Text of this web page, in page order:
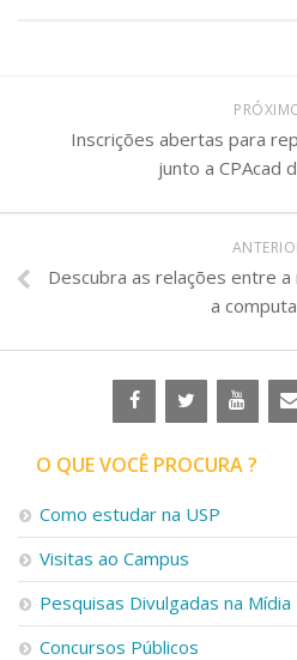
Inscrições abertas para
junto a CPAcad
Descubra as relações entre
a
O QUE VOCÊ PROCURA ?
Como estudar na USP
Visitas ao Campus
Pesquisas Divulgadas na Mídia
Concursos Públicos